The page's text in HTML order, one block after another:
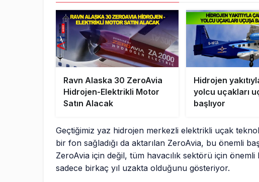
Ravn Alaska 30 ZeroAvia
Hidrojen-Elektrikli Motor
Satın Alacak
Hidrojen
yolcu uçakları
başlıyor
Geçtiğimiz yaz hidrojen merkezli elektrikli uçak
bir fon sağladığı da aktarılan ZeroAvia, bu önemli
ZeroAvia için değil, tüm havacılık sektörü için
sadece birkaç yıl uzakta olduğunu gösteriyor.